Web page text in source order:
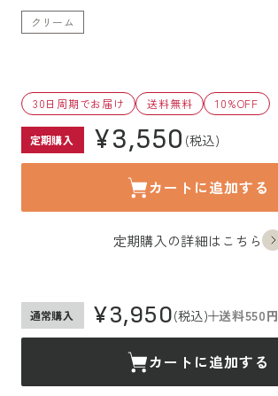
クリーム
30日周期でお届け 送料無料 10%OFF
定期購入 ¥3,550 (税込)
カートに追加する
定期購入の詳細はこちら
通常購入 ¥3,950(税込) 送料550円
カートに追加する